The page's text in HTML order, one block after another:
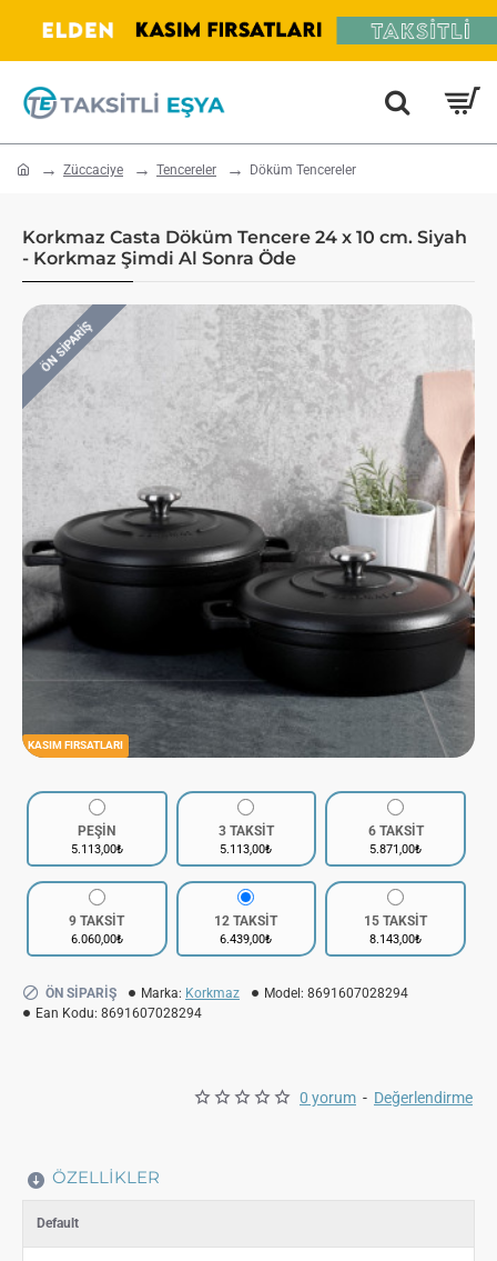
home Züccaciye Tencereler Döküm Tencereler
Korkmaz Casta Döküm Tencere 24 x 10 cm. Siyah
- Korkmaz Şimdi Al Sonra Öde
KASIM FIRSATLARI
ÖN SIPARIŞ
0 yorum - Değerlendirme
PEŞİN
5.113,00₺
3 TAKSİT
5.113,00₺
6 TAKSİT
5.871,00₺
9 TAKSİT
6.060,00₺
12 TAKSİT
6.439,00₺
15 TAKSİT
8.143,00₺
ÖN SIPARIŞ Marka: Korkmaz Model: 8691607028294
Ean Kodu: 8691607028294
ÖZELLIKLER
Default